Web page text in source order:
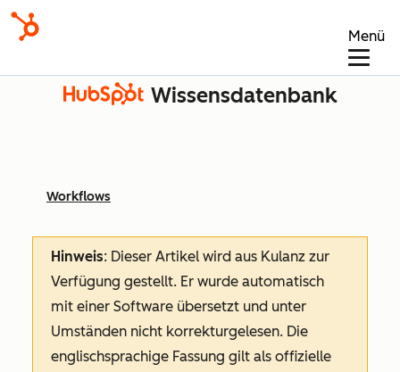
Menü
Wissensdatenbank
Workflows
Hinweis: Dieser Artikel wird aus Kulanz zur
Verfügung gestellt. Er wurde automatisch
mit einer Software übersetzt und unter
Umständen nicht korrekturgelesen. Die
englischsprachige Fassung gilt als offizielle